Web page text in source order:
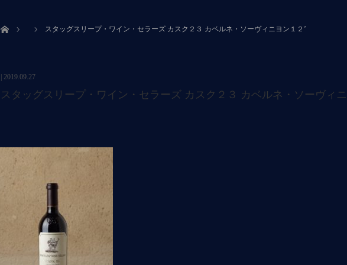
ホーム スタッグスリープ・ワイン・セラーズ カスク２３ カベルネ・ソーヴィニヨン１２’
2019.09.27
スタッグスリープ・ワイン・セラーズ カスク２３ カベルネ・ソーヴィ